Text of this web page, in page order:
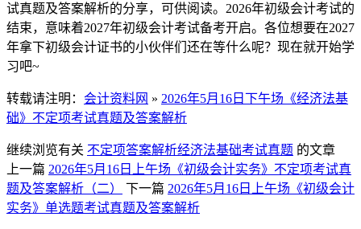
试真题及答案解析的分享，可供阅读。2026年初级会计考试的
结束，意味着2027年初级会计考试备考开启。各位想要在2027
年拿下初级会计证书的小伙伴们还在等什么呢？现在就开始学
习吧~
转载请注明： 会计资料网 » 2026年5月16日下午场《经济法基
础》不定项考试真题及答案解析
继续浏览有关 不定项答案解析经济法基础考试真题 的文章
上一篇 2026年5月16日上午场《初级会计实务》不定项考试真
题及答案解析（二）
下一篇 2026年5月16日上午场《初级会计
实务》单选题考试真题及答案解析